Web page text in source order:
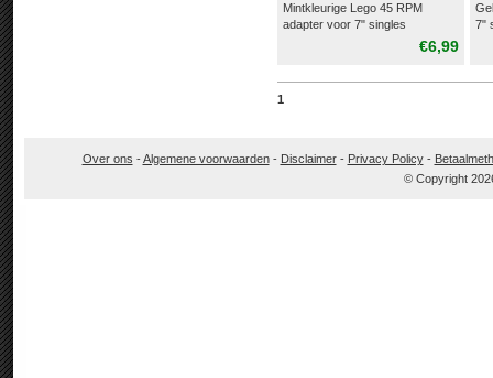
Mintkleurige Lego 45 RPM
adapter voor 7" singles
€6,99
7"
1
Over ons -Algemene voorwaarden- Disclaimer- Privacy Policy-
© Copyright